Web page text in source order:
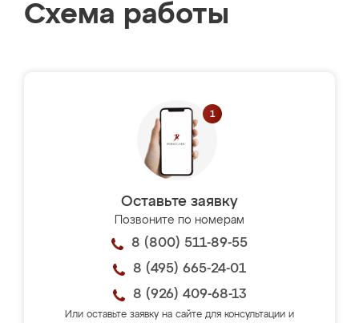
Схема работы
Оставьте заявку
Позвоните по номерам
8 (800) 511-89-55
8 (495) 665-24-01
8 (926) 409-68-13
Или оставьте заявку на сайте для консультации и